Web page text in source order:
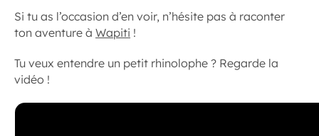
Si tu as l’occasion d’en voir, n’hésite pas à raconter
ton aventure à Wapiti !
Tu veux entendre un petit rhinolophe ? Regarde la
vidéo !